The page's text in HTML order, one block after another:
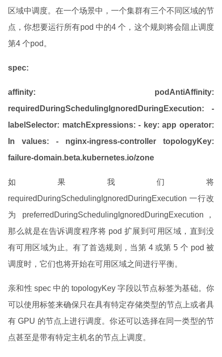
区域中调度。在一个场景中，一个集群有三个不同区域的节
点，你想要运行所有pod 中的4 个，这个规则将会阻止调度
第4 个pod。
spec:
affinity:
podAntiAffinity:
requiredDuringSchedulingIgnoredDuringExecution:
-
labelSelector: matchExpressions: - key: app operator:
In
values: - nginx-ingress-controller
topologyKey:
failure-domain.beta.kubernetes.io/zone
如果我们将
requiredDuringSchedulingIgnoredDuringExecution 一行改
为 preferredDuringSchedulingIgnoredDuringExecution，
那么就是在告诉调度程序将 pod 扩展到可用区域，直到没
有可用区域为止。有了首选规则，当第 4 或第 5 个 pod 被
调度时，它们也将开始在可用区域之间进行平衡。
亲和性 spec 中的 topologyKey 字段以节点标签为基础。你
可以使用标签来确保只在具有特定存储类型的节点上或者具
有 GPU 的节点上进行调度。你还可以选择在同一类型的节
点甚至是带有特定主机名的节点上调度。